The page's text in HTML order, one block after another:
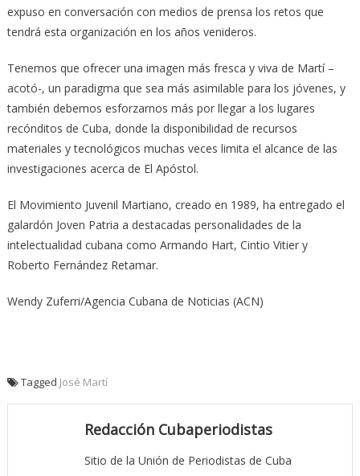
expuso en conversación con medios de prensa los retos que
tendrá esta organización en los años venideros.
Tenemos que ofrecer una imagen más fresca y viva de Martí –
acotó-, un paradigma que sea más asimilable para los jóvenes, y
también debemos esforzarnos más por llegar a los lugares
recónditos de Cuba, donde la disponibilidad de recursos
materiales y tecnológicos muchas veces limita el alcance de las
investigaciones acerca de El Apóstol.
El Movimiento Juvenil Martiano, creado en 1989, ha entregado el
galardón Joven Patria a destacadas personalidades de la
intelectualidad cubana como Armando Hart, Cintio Vitier y
Roberto Fernández Retamar.
Wendy Zuferri/Agencia Cubana de Noticias (ACN)
Tagged José Martí
Redacción Cubaperiodistas
Sitio de la Unión de Periodistas de Cuba